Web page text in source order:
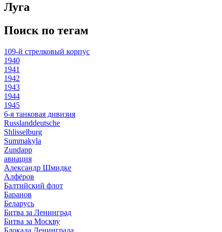
Луга
Поиск по тегам
109-й стрелковый корпус
1940
1941
1942
1943
1944
1945
6-я танковая дивизия
Russlanddeutsche
Shlisselburg
Summakyla
Zundapp
авиация
Александр Шмидке
Алфёров
Балтийский флот
Баранов
Беларусь
Битва за Ленинград
Битва за Москву